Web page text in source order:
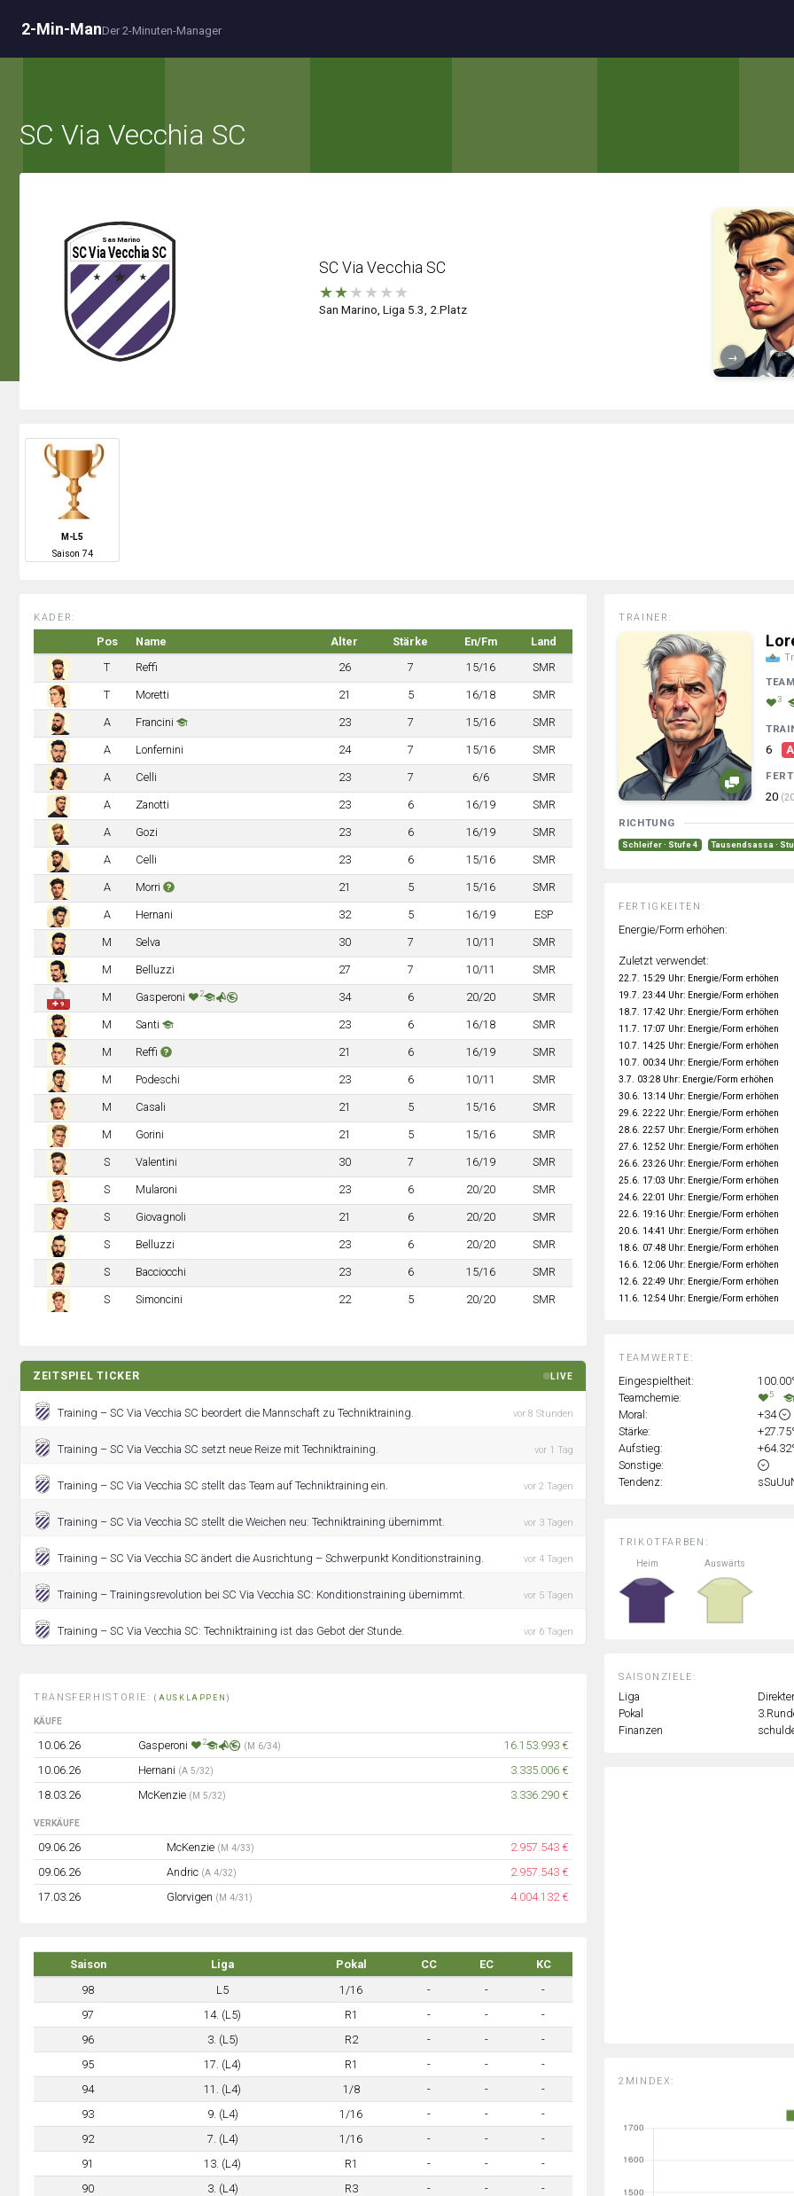
2-Min-ManDer 2-Minuten-Manager
SC Via Vecchia SC
SC Via Vecchia SC
★★★ ★ ★ ★
San Marino, Liga 5.3, 2.Platz
→
M-L5
Saison 74
KADER:
Pos Name Alter Stärke En/Fm
Land
T
Reffi 26 7 15/16 SMR
T Moretti 21 5 16/18 SMR
A Francini 23 7 15/16 SMR
A Lonfernini 24 7 15/16 SMR
A Celli 23 7 6/6 SMR
A Zanotti 23 6 16/19 SMR
A Gozi 23 6 16/19 SMR
A Celli 23 6 15/16 SMR
A Morri 21 5 15/16 SMR
A Hernani 32 5 16/19 ESP
M Selva 30 7 10/11 SMR
M Belluzzi 27 7 10/11 SMR
✚ 9
M Gasperoni 2 34 6 20/20 SMR
M Santi 23 6 16/18 SMR
M Reffi 21 6 16/19 SMR
M Podeschi 23 6 10/11 SMR
M Casali 21 5 15/16 SMR
M Gorini 21 5 15/16 SMR
S Valentini 30 7 16/19 SMR
S Mularoni 23 6 20/20 SMR
S Giovagnoli 21 6 20/20 SMR
S Belluzzi 23 6 20/20 SMR
S Bacciocchi 23 6 15/16 SMR
S Simoncini 22 5 20/20 SMR
ZEITSPIEL TICKER LIVE
Training – SC Via Vecchia SC beordert die Mannschaft zu Techniktraining. vor 8 Stunden
Training – SC Via Vecchia SC setzt neue Reize mit Techniktraining. vor 1 Tag
Training – SC Via Vecchia SC stellt das Team auf Techniktraining ein. vor 2 Tagen
Training – SC Via Vecchia SC stellt die Weichen neu: Techniktraining übernimmt. vor 3 Tagen
Training – SC Via Vecchia SC ändert die Ausrichtung – Schwerpunkt Konditionstraining. vor 4 Tagen
Training – Trainingsrevolution bei SC Via Vecchia SC: Konditionstraining übernimmt. vor 5 Tagen
Training – SC Via Vecchia SC: Techniktraining ist das Gebot der Stunde. vor 6 Tagen
TRANSFERHISTORIE:(AUSKLAPPEN)
KÄUFE
10.06.26 Gasperoni 2 (M 6/34)
16.153.993 €
10.06.26
Hernani (A 5/32)
3.335.006 €
18.03.26
McKenzie (M 5/32) 3.336.290 €
VERKÄUFE
09.06.26 McKenzie (M 4/33)
2.957.543 €
09.06.26
Andric (A 4/32)
2.957.543 €
17.03.26
Glorvigen (M 4/31) 4.004.132 €
Saison Liga Pokal CC EC
KC
98
L5 1/16 - -
-
97
14. (L5) R1 - -
-
96
3. (L5) R2 - -
-
95
17. (L4) R1 - -
-
94
11. (L4) 1/8 - -
-
93
9. (L4) 1/16 - -
-
92
7. (L4) 1/16 - -
-
91
13. (L4) R1 - -
-
90
3. (L4) R3 - -
-
TRIKOTFARBEN:
Heim
Auswärts
SAISONZIELE:
Liga
Pokal
Finanzen
2MINDEX:
TEAMWERTE:
Eingespieltheit:
Teamchemie:
5
Moral:
+34
Stärke:
Aufstieg:
Sonstige:
Tendenz:
TRAINER:
3
6
20
RICHTUNG
Schleifer · Stufe 4 Tausendsassa ·
FERTIGKEITEN:
Energie/Form erhöhen:
Zuletzt verwendet:
22.7. 15:29 Uhr: Energie/Form erhöhen
19.7. 23:44 Uhr: Energie/Form erhöhen
18.7. 17:42 Uhr: Energie/Form erhöhen
11.7. 17:07 Uhr: Energie/Form erhöhen
10.7. 14:25 Uhr: Energie/Form erhöhen
10.7. 00:34 Uhr: Energie/Form erhöhen
3.7. 03:28 Uhr: Energie/Form erhöhen
30.6. 13:14 Uhr: Energie/Form erhöhen
29.6. 22:22 Uhr: Energie/Form erhöhen
28.6. 22:57 Uhr: Energie/Form erhöhen
27.6. 12:52 Uhr: Energie/Form erhöhen
26.6. 23:26 Uhr: Energie/Form erhöhen
25.6. 17:03 Uhr: Energie/Form erhöhen
24.6. 22:01 Uhr: Energie/Form erhöhen
22.6. 19:16 Uhr: Energie/Form erhöhen
20.6. 14:41 Uhr: Energie/Form erhöhen
18.6. 07:48 Uhr: Energie/Form erhöhen
16.6. 12:06 Uhr: Energie/Form erhöhen
12.6. 22:49 Uhr: Energie/Form erhöhen
11.6. 12:54 Uhr: Energie/Form erhöhen